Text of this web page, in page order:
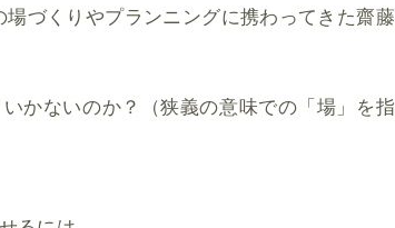
づくりやプランニングに携わってきた齋藤
かないのか？（狭義の意味での「場」を指